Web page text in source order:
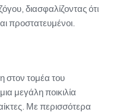
διασφαλίζοντας ότι
προστατευμένοι.
στον τομέα του
μεγάλη ποικιλία
Με περισσότερα